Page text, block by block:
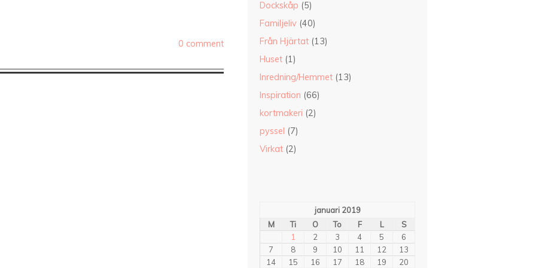
0 comment
Dockskåp (5)
Familjeliv (40)
Från Hjärtat (13)
Huset (1)
Inredning/Hemmet (13)
Inspiration (66)
kortmakeri (2)
pyssel (7)
Virkat (2)
januari 2019
M
Ti O To F L S
1 2 3 4 5
6
7
8 9 10 11 12
13
14
15 16 17 18 19
20